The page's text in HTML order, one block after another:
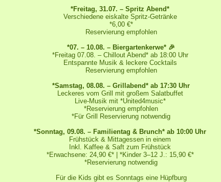
*Freitag, 31.07. – Spritz Abend*
Verschiedene eiskalte Spritz-Getränke
*6,00 €*
Reservierung empfohlen
*07. – 10.08. – Biergartenkerwe* 🎉
*Freitag 07.08. – Chillout Abend* ab 18:00 Uhr
Entspannte Musik & leckere Cocktails
Reservierung empfohlen
*Samstag, 08.08. – Grillabend* ab 17:30 Uhr
Leckeres vom Grill mit großem Salatbuffet
Live-Musik mit *United4music*
*Reservierung empfohlen
*Für Grill Reservierung notwendig
*Sonntag, 09.08. – Familientag & Brunch* ab 10:00 Uhr
Frühstück & Mittagessen in einem
Inkl. Kaffee & Saft zum Frühstück
*Erwachsene: 24,90 €* | *Kinder 3–12 J.: 15,90 €*
*Reservierung notwendig
Für die Kids gibt es Sonntags eine Hüpfburg